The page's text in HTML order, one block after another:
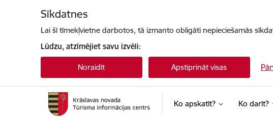
Sīkdatnes
Lai šī tīmekļvietne darbotos, tā izmanto obligāti nepieciešamās
Lūdzu, atzīmējiet savu izvēli:
Noraidīt Apstiprināt visas
Ko apskatīt? Ko darīt?